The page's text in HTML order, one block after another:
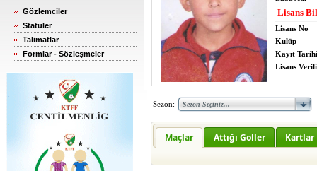
Gözlemciler
Statüler
Talimatlar
Formlar - Sözleşmeler
Lisans
Lisans No
Kulüp
Kayıt Tarihi
Lisans
Sezon:
Maçlar Attığı Goller Kartlar